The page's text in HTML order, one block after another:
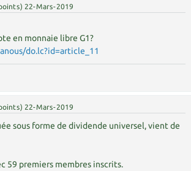
22-Mars-2019
en monnaie libre G1?
do.lc?id=article_11
22-Mars-2019
sous forme de dividende universel, vient de
59 premiers membres inscrits.